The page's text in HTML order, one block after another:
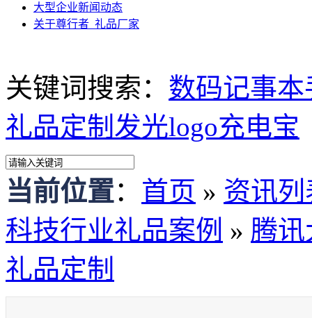
大型企业新闻动态
关于尊行者_礼品厂家
关键词搜索： 数码记事本
礼品定制 发光logo充电宝
当前位置： 首页 » 资讯
科技行业礼品案例 » 腾
礼品定制